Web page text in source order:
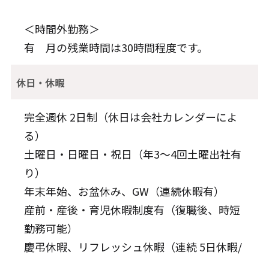
＜時間外勤務＞
有 月の残業時間は30時間程度です。
休日・休暇
完全週休 2日制（休日は会社カレンダーによ
る）
土曜日・日曜日・祝日（年3～4回土曜出社有
り）
年末年始、お盆休み、GW（連続休暇有）
産前・産後・育児休暇制度有（復職後、時短
勤務可能）
慶弔休暇、リフレッシュ休暇（連続 5日休暇/